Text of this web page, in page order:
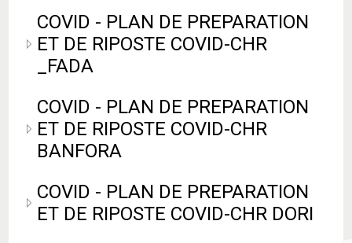
COVID - PLAN DE PREPARATION
ET DE RIPOSTE COVID-CHR
_FADA
COVID - PLAN DE PREPARATION
ET DE RIPOSTE COVID-CHR
BANFORA
COVID - PLAN DE PREPARATION
ET DE RIPOSTE COVID-CHR DORI